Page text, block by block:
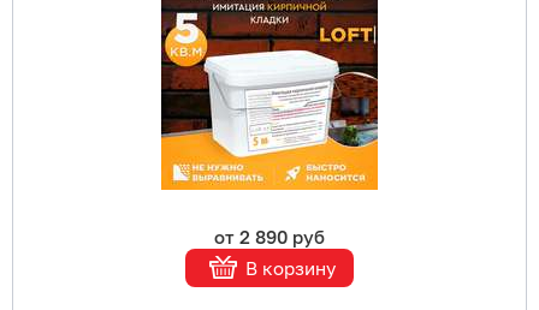
от 2 890 руб
В корзину
В корзину
Подробнее